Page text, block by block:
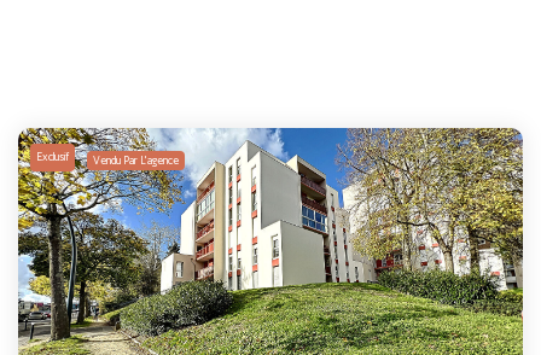
Exclusif Vendu Par L'agence